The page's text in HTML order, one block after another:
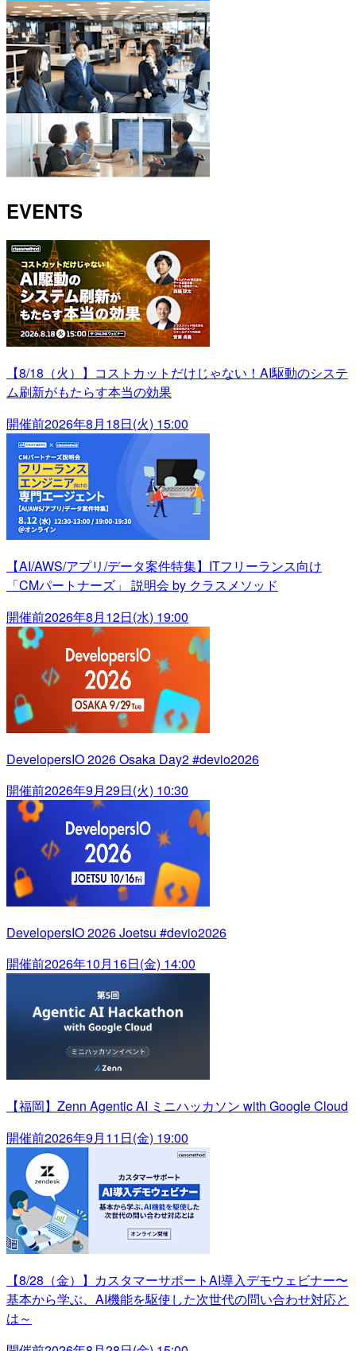
EVENTS
【8/18（火）】コストカットだけじゃない！AI駆動のシステ
ム刷新がもたらす本当の効果
開催前2026年8月18日(火) 15:00
【AI/AWS/アプリ/データ案件特集】ITフリーランス向け
「CMパートナーズ」 説明会 by クラスメソッド
開催前2026年8月12日(水) 19:00
DevelopersIO 2026 Osaka Day2 #devio2026
開催前2026年9月29日(火) 10:30
DevelopersIO 2026 Joetsu #devio2026
開催前2026年10月16日(金) 14:00
【福岡】Zenn Agentic AI ミニハッカソン with Google Cloud
開催前2026年9月11日(金) 19:00
【8/28（金）】カスタマーサポートAI導入デモウェビナー〜
基本から学ぶ、AI機能を駆使した次世代の問い合わせ対応と
は～